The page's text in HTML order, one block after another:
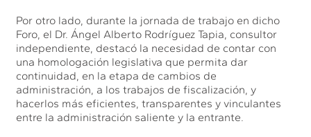
Por otro lado, durante la jornada de trabajo en dicho
Foro, el Dr. Ángel Alberto Rodríguez Tapia, consultor
independiente, destacó la necesidad de contar con
una homologación legislativa que permita dar
continuidad, en la etapa de cambios de
administración, a los trabajos de fiscalización, y
hacerlos más eficientes, transparentes y vinculantes
entre la administración saliente y la entrante.